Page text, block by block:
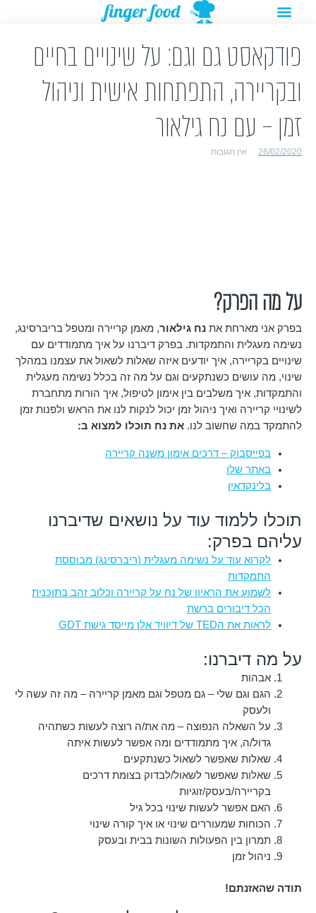
תפריט
פודקאסט גם וגם: על שינויים בחיים
ובקריירה, התפתחות אישית וניהול
זמן – עם נח גילאור
26/02/2020 אין תגובות
על מה הפרק?
בפרק אני מארחת את נח גילאור, מאמן קריירה ומטפל בריברסינג,
נשימה מעגלית והתמקדות. בפרק דיברנו על איך מתמודדים עם
שינויים בקריירה, איך יודעים איזה שאלות לשאול את עצמנו במהלך
שינוי, מה עושים כשנתקעים וגם על מה זה בכלל נשימה מעגלית
והתמקדות, איך משלבים בין אימון לטיפול, איך הורות מתחברת
לשינויי קריירה ואיך ניהול זמן יכול לנקות לנו את הראש ולפנות זמן
להתמקד במה שחשוב לנו. את נח תוכלו למצוא ב:
בפייסבוק – דרכים אימון משנה קריירה
באתר שלו
בלינקדאין
תוכלו ללמוד עוד על נושאים שדיברנו
עליהם בפרק:
לקרוא עוד על נשימה מעגלית (ריברסינג) מבוססת
התמקדות
לשמוע את הראיון של נח על קריירה וכלוב זהב בתוכנית
הכל דיבורים ברשת
לראות את הTED של דיוויד אלן מייסד גישת GDT
על מה דיברנו:
אבהות
הגם וגם שלי – גם מטפל וגם מאמן קריירה – מה זה עשה לי
ולעסק
על השאלה הנפוצה – מה את/ה רוצה לעשות כשתהיה
גדול/ה, איך מתמודדים ומה אפשר לעשות איתה
שאלות שאפשר לשאול כשנתקעים
שאלות שאפשר לשאול/לבדוק בצומת דרכים
בקריירה/בעסק/זוגיות
האם אפשר לעשות שינוי בכל גיל
הכוחות שמעוררים שינוי או איך קורה שינוי
תמרון בין הפעולות השונות בבית ובעסק
ניהול זמן
תודה שהאזנתם!